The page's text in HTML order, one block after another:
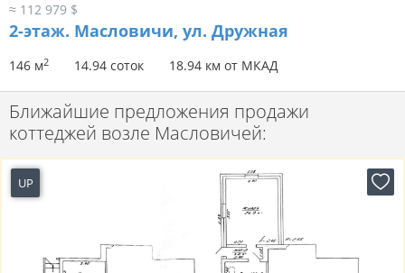
≈ 112 979 $
2-этаж. Масловичи, ул. Дружная
146 м2 14.94 соток 18.94 км от МКАД
Ближайшие предложения продажи
коттеджей возле Масловичей:
UP